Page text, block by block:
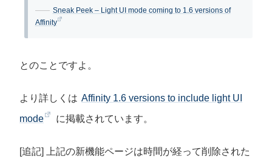
Sneak Peek – Light UI mode coming to 1.6 versions of
Affinity
とのことですよ。
より詳しくは Affinity 1.6 versions to include light UI
mode に掲載されています。
[追記] 上記の新機能ページは時間が経って削除された